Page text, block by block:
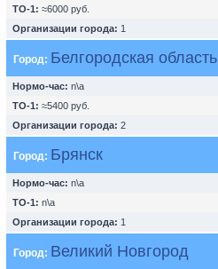
ТО-1: ≈6000 руб.
Организации города: 1
Город: Белгородская область
Нормо-час: n\a
ТО-1: ≈5400 руб.
Организации города: 2
Город: Брянск
Нормо-час: n\a
ТО-1: n\a
Организации города: 1
Город: Великий Новгород